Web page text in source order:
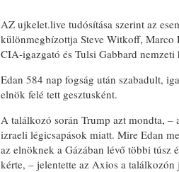
AZ ujkelet.live tudósítása szerint az
különmegbízottja Steve Witkoff, Marco
CIA-igazgató és Tulsi Gabbard
Edan 584 nap fogság után szabadult,
elnök felé tett gesztusként.
A találkozó során Trump azt mondta, –
izraeli légicsapások miatt. Mire Edan
az elnöknek a Gázában lévő többi túsz
kérte, – jelentette az Axios a